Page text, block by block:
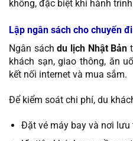
không, đặc biệt khi hành
Lập ngân sách cho chuyến đi
Ngân sáchdu lịch Nhật Bản
khách sạn, giao thông, ăn
kết nối internet và mua sắm.
Để kiểm soát chi phí, du
Đặt vé máy bay và nơi